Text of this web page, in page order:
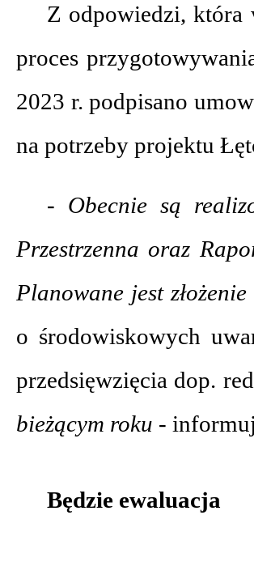
Z odpowiedzi, która
proces
2023 r. podpisano
na potrzeby projektu
- Obecnie są
Przestrzenna oraz
Planowane jest
o środowiskowych
przedsięwzięcia dop.
bieżącym roku -
Będzie ewaluacja